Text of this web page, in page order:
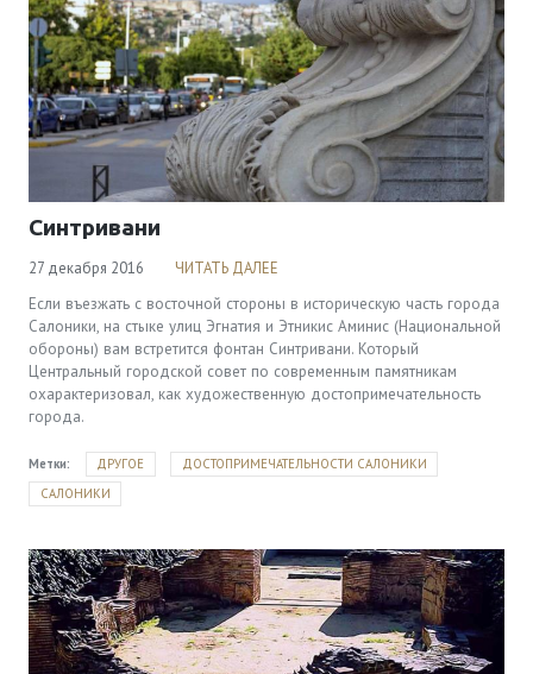
Синтривани
27 декабря 2016
ЧИТАТЬ ДАЛЕЕ
Если въезжать с восточной стороны в историческую часть города
Салоники, на стыке улиц Эгнатия и Этникис Аминис (Национальной
обороны) вам встретится фонтан Синтривани. Который
Центральный городской совет по современным памятникам
охарактеризовал, как художественную достопримечательность
города.
Метки: ДРУГОЕ
ДОСТОПРИМЕЧАТЕЛЬНОСТИ САЛОНИКИ
САЛОНИКИ